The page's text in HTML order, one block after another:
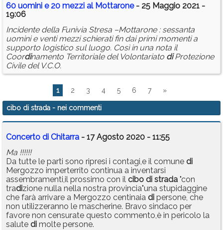
60 uomini e 20 mezzi al Mottarone- 25 Maggio 2021 -
19:06
Incidente della Funivia Stresa –Mottarone : sessanta
uomini e venti mezzi schierati fin dai primi momenti a
supporto logistico sul luogo. Così in una nota il
Coordinamento Territoriale del Volontariato diProtezione
Civile del V.C.O.
1 2 3 4 5 6 7 »
cibo di strada - nei commenti
Concerto di Chitarra - 17 Agosto 2020 - 11:55
Ma !!!!!!
Da tutte le parti sono ripresi i contagi,e il comune di
Mergozzo imperterrito continua a inventarsi
assembramenti,il prossimo con il cibo di strada "con
tradizione nulla nella nostra provincia"una stupidaggine
che farà arrivare a Mergozzo centinaia di persone, che
non utilizzeranno le mascherine. Bravo sindaco per
favore non censurate questo commento,è in pericolo la
salute di molte persone.